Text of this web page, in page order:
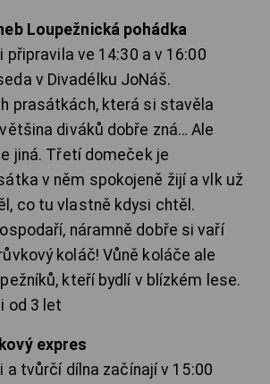
Loupežnická pohádka
připravila ve 14:30 a v 16:00
v Divadélku JoNáš.
prasátkách, která si stavěla
diváků dobře zná… Ale
jiná. Třetí domeček je
v něm spokojeně žijí a vlk už
co tu vlastně kdysi chtěl.
náramně dobře si vaří
koláč! Vůně koláče ale
kteří bydlí v blízkém lese.
od 3 let
expres
a tvůrčí dílna začínají v 15:00